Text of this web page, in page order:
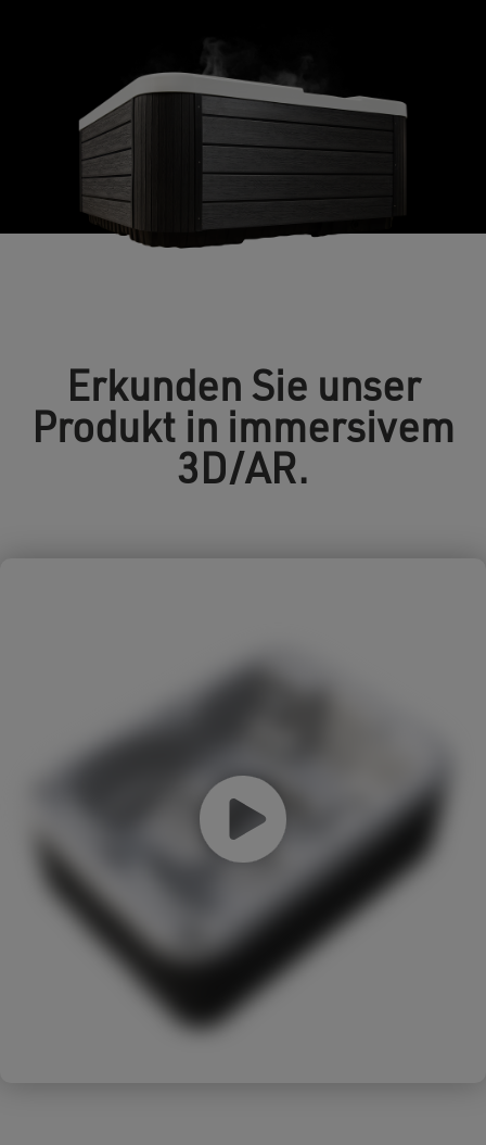
Erkunden Sie unser
Produkt in immersivem
3D/AR.